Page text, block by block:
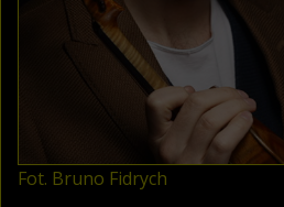
Fot. Bruno Fidrych